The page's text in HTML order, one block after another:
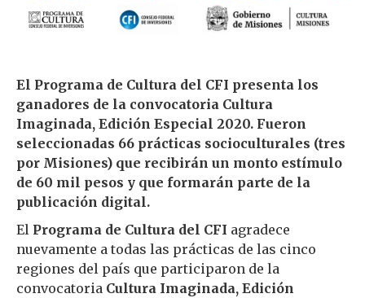
El Programa de Cultura del CFI presenta los
ganadores de la convocatoria Cultura
Imaginada, Edición Especial 2020. Fueron
seleccionadas 66 prácticas socioculturales (tres
por Misiones) que recibirán un monto estímulo
de 60 mil pesos y que formarán parte de la
publicación digital.
El Programa de Cultura del CFI agradece
nuevamente a todas las prácticas de las cinco
regiones del país que participaron de la
convocatoria Cultura Imaginada, Edición